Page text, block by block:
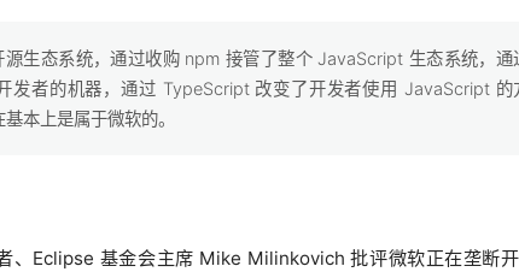
生态系统，通过收购 npm 接管了整个 JavaScript 生态系统，通
发者的机器，通过 TypeScript 改变了开发者使用 JavaScript 的
本上是属于微软的。
、Eclipse 基金会主席 Mike Milinkovich 批评微软正在垄断